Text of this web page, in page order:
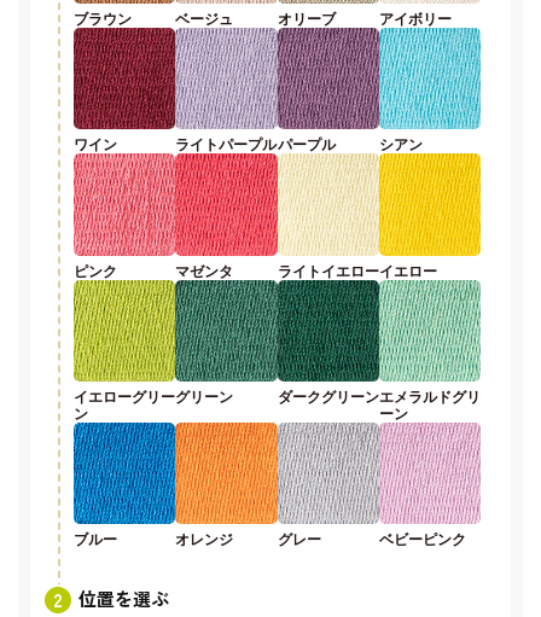
ブラウン ベージュ オリーブ アイボリー
ワイン ライトパープルパープル シアン
ピンク マゼンタ ライトイエローイエロー
イエローグリー
ン
グリーン ダークグリーンエメラルドグリ
ーン
ブルー オレンジ グレー ベビーピンク
位置を選ぶ